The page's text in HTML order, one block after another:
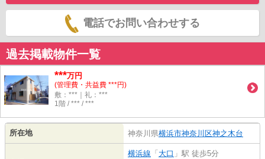
電話でお問い合わせする
過去掲載物件一覧
***万円
(管理費・共益費 ***円)
敷：***｜礼：***
1階 / *** / ***
所在地 神奈川県横浜市神奈川区神之木台
横浜線 「 大口 」駅 徒歩5分